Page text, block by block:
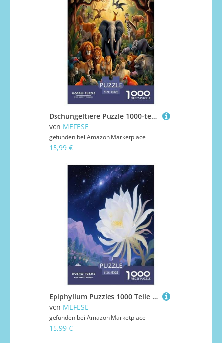
Dschungeltiere Puzzle 1000-teilige Schwer Puzzle Spielzeug Pädagogisches Spiel Impossible Herausforderung Spielzeug Für Erwachsene Und Kinder in Bewährter 38x26cm/1000pcs
von MEFESE
gefunden bei Amazon Marketplace
15,99 €
Epiphyllum Puzzles 1000 Teile Schwer Puzzle Spielzeug Lernspiel Impossible Herausforderungsspielzeug Für Erwachsene Und Kinder Ab 12 Jahren 38x26cm/1000pcs
von MEFESE
gefunden bei Amazon Marketplace
15,99 €